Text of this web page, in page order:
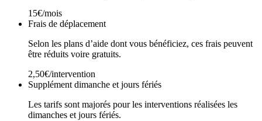
15€/mois
Frais de déplacement
Selon les plans d’aide dont vous bénéficiez, ces frais peuvent
être réduits voire gratuits.
2,50€/intervention
Supplément dimanche et jours fériés
Les tarifs sont majorés pour les interventions réalisées les
dimanches et jours fériés.